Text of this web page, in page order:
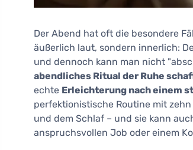
Der Abend hat oft die besondere
äußerlich laut, sondern innerlich:
und dennoch kann man nicht
abendliches Ritual der Ruhe
echte Erleichterung nach einem
perfektionistische Routine mit
und dem Schlaf – und sie kann
anspruchsvollen Job oder einem